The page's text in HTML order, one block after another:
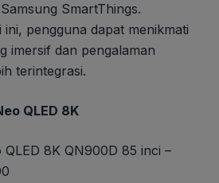
SmartThings.
ini, pengguna dapat menikmati
imersif dan pengalaman
terintegrasi.
QLED 8K
QLED 8K QN900D 85 inci –